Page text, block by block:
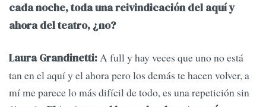
cada noche, toda una reivindicación del aquí y
ahora del teatro, ¿no?
Laura Grandinetti:A full y hay veces que uno no está
tan en el aquí y el ahora pero los demás te hacen volver, a
mí me parece lo más difícil de todo, es una repetición sin